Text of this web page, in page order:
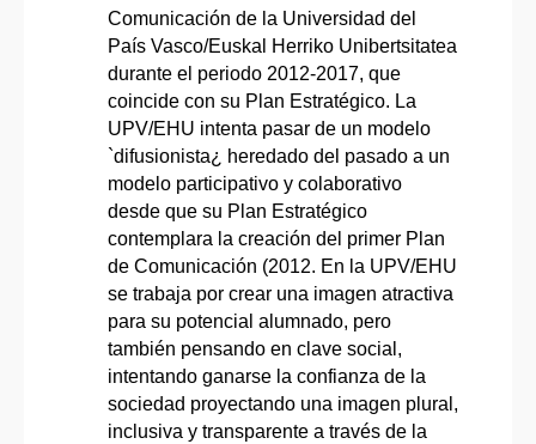
Comunicación de la Universidad del
País Vasco/Euskal Herriko Unibertsitatea
durante el periodo 2012-2017, que
coincide con su Plan Estratégico. La
UPV/EHU intenta pasar de un modelo
`difusionista¿ heredado del pasado a un
modelo participativo y colaborativo
desde que su Plan Estratégico
contemplara la creación del primer Plan
de Comunicación (2012. En la UPV/EHU
se trabaja por crear una imagen atractiva
para su potencial alumnado, pero
también pensando en clave social,
intentando ganarse la confianza de la
sociedad proyectando una imagen plural,
inclusiva y transparente a través de la